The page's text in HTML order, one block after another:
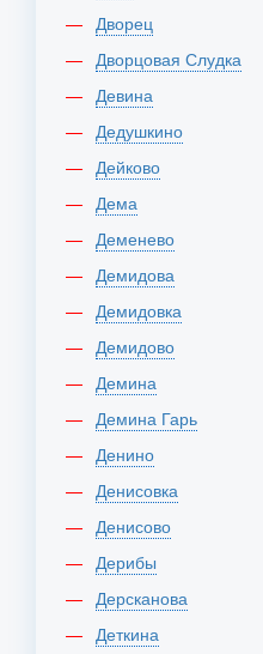
Дворец
Дворцовая Слудка
Девина
Дедушкино
Дейково
Дема
Деменево
Демидова
Демидовка
Демидово
Демина
Демина Гарь
Денино
Денисовка
Денисово
Дерибы
Дерсканова
Деткина